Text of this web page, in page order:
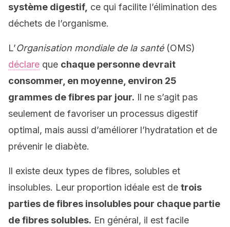
système digestif, ce qui facilite l’élimination des
déchets de l’organisme.
L’Organisation mondiale de la santé(OMS)
déclare que chaque personne devrait
consommer, en moyenne, environ 25
grammes de fibres par jour. Il ne s’agit pas
seulement de favoriser un processus digestif
optimal, mais aussi d’améliorer l’hydratation et de
prévenir le diabète.
Il existe deux types de fibres, solubles et
insolubles. Leur proportion idéale est de trois
parties de fibres insolubles pour chaque partie
de fibres solubles. En général, il est facile